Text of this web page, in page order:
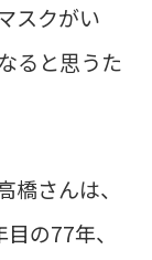
スクがい
ると思うた
さんは、
の77年、